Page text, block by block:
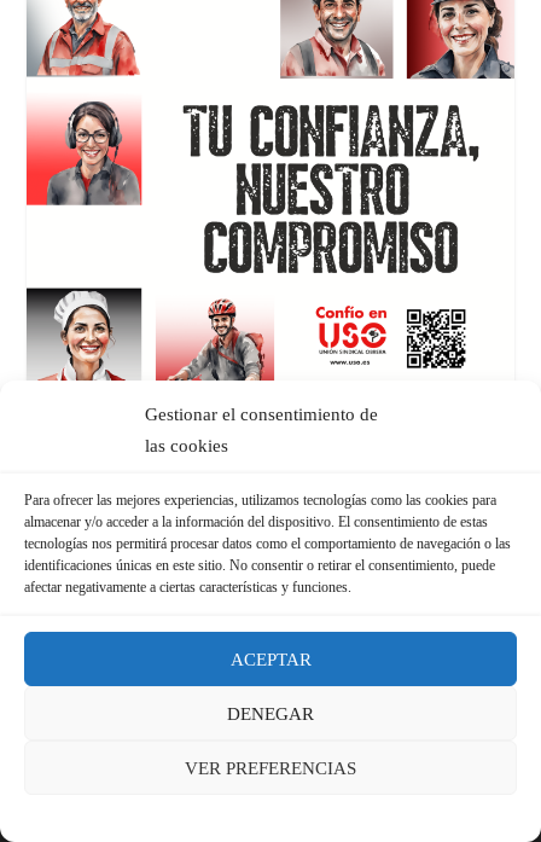
Gestionar el consentimiento de
las cookies
Para ofrecer las mejores experiencias, utilizamos tecnologías como las cookies para
almacenar y/o acceder a la información del dispositivo. El consentimiento de estas
tecnologías nos permitirá procesar datos como el comportamiento de navegación o las
identificaciones únicas en este sitio. No consentir o retirar el consentimiento, puede
afectar negativamente a ciertas características y funciones.
ACEPTAR
DENEGAR
VER PREFERENCIAS